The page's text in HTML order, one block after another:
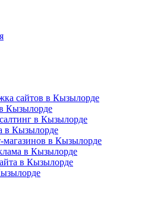
сайтов в Кызылорде
Кызылорде
в Кызылорде
в Кызылорде
магазинов в Кызылорде
в Кызылорде
в Кызылорде